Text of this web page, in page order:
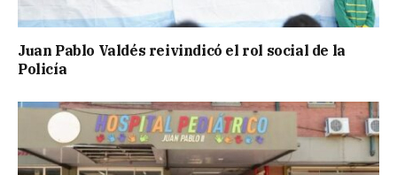
Juan Pablo Valdés reivindicó el rol social de la
Policía